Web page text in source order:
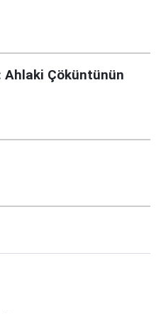
Ahlaki Çöküntünün